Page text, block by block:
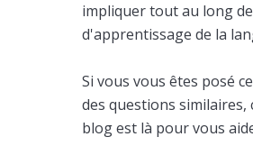
impliquer tout au long
d'apprentissage de la
Si vous vous êtes posé
des questions similaires,
blog est là pour vous